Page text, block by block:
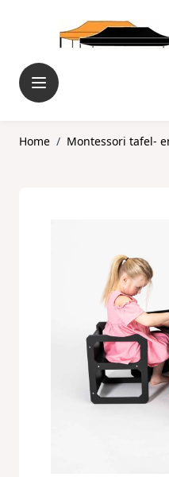
Home / Montessori tafel-